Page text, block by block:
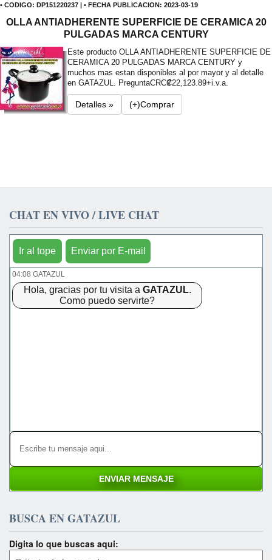
• CODIGO: DP151220237 | • FECHA PUBLICACION: 2023-03-19
OLLA ANTIADHERENTE SUPERFICIE DE CERAMICA 20
PULGADAS MARCA CENTURY
Este producto OLLA ANTIADHERENTE SUPERFICIE DE
CERAMICA 20 PULGADAS MARCA CENTURY y
muchos mas estan disponibles al por mayor y al detalle
en GATAZUL. PreguntaCRC₡22,123.89+i.v.a.
Detalles » (+)Comprar
CHAT EN VIVO / LIVE CHAT
Ir al tope Enviar por E-mail
04:08 GATAZUL
Hola, gracias por tu visita a GATAZUL.
Como puedo servirte?
BUSCA EN GATAZUL
Digita lo que buscas aqui: